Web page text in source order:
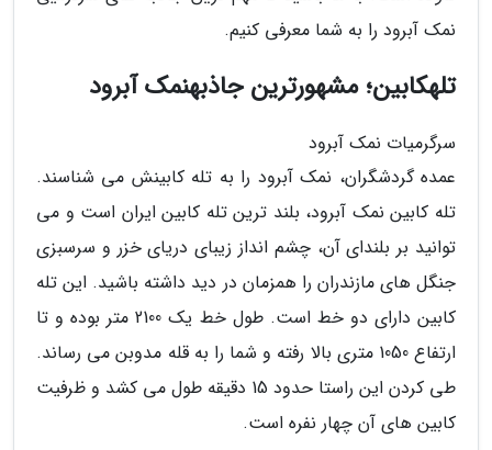
نمک آبرود را به شما معرفی کنیم.
تلهکابین؛ مشهورترین جاذبهنمک آبرود
سرگرمیات نمک آبرود
عمده گردشگران، نمک آبرود را به تله کابینش می شناسند.
تله کابین نمک آبرود، بلند ترین تله کابین ایران است و می
توانید بر بلندای آن، چشم انداز زیبای دریای خزر و سرسبزی
جنگل های مازندران را همزمان در دید داشته باشید. این تله
کابین دارای دو خط است. طول خط یک 2100 متر بوده و تا
ارتفاع 1050 متری بالا رفته و شما را به قله مدوبن می رساند.
طی کردن این راستا حدود 15 دقیقه طول می کشد و ظرفیت
کابین های آن چهار نفره است.